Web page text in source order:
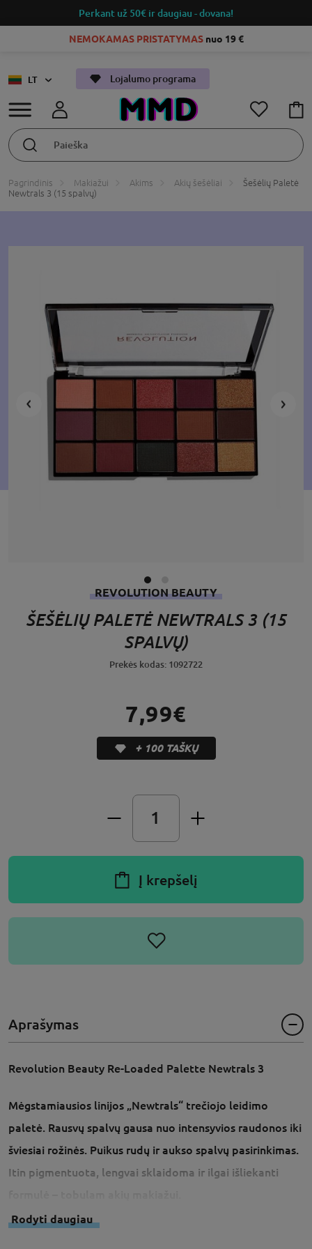
Perkant už 50€ ir daugiau - dovana!
NEMOKAMAS PRISTATYMAS nuo 19 €
Lojalumo programa
LT
Pagrindinis Makiažui Akims Akių šešėliai
Šešėlių Paletė
Newtrals 3 (15 spalvų)
REVOLUTION BEAUTY
ŠEŠĖLIŲ PALETĖ NEWTRALS 3 (15
SPALVŲ)
Prekės kodas: 1092722
7,99€
+ 100 TAŠKŲ
Į krepšelį
Aprašymas
Revolution Beauty Re-Loaded Palette Newtrals 3
Mėgstamiausios linijos „Newtrals“ trečiojo leidimo
paletė. Rausvų spalvų gausa nuo intensyvios raudonos iki
šviesiai rožinės. Puikus rudų ir aukso spalvų pasirinkimas.
Itin pigmentuota, lengvai sklaidoma ir ilgai išliekanti
1. Rausva lašišos, matinė.
Rodyti daugiau